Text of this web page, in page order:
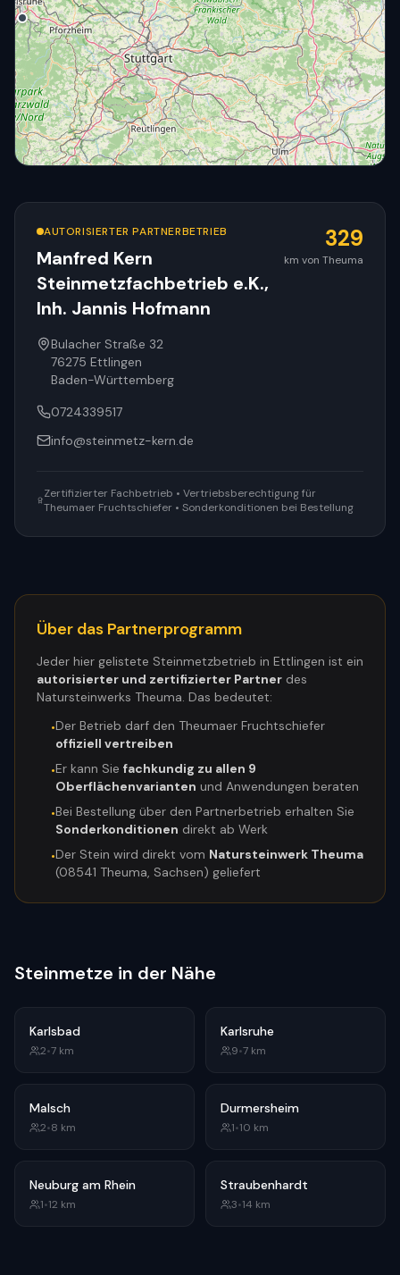
AUTORISIERTER PARTNERBETRIEB
Manfred Kern
Steinmetzfachbetrieb e.K.,
Inh. Jannis Hofmann
329
km von Theuma
Bulacher Straße 32
76275 Ettlingen
Baden-Württemberg
0724339517
info@steinmetz-kern.de
Zertifizierter Fachbetrieb • Vertriebsberechtigung für
Theumaer Fruchtschiefer • Sonderkonditionen bei Bestellung
Über das Partnerprogramm
Jeder hier gelistete Steinmetzbetrieb in Ettlingen ist ein
autorisierter und zertifizierter Partner des
Natursteinwerks Theuma. Das bedeutet:
•Der Betrieb darf den Theumaer Fruchtschiefer
offiziell vertreiben
•Er kann Sie fachkundig zu allen 9
Oberflächenvarianten und Anwendungen beraten
•Bei Bestellung über den Partnerbetrieb erhalten Sie
Sonderkonditionen direkt ab Werk
•Der Stein wird direkt vom Natursteinwerk Theuma
(08541 Theuma, Sachsen) geliefert
Steinmetze in der Nähe
Karlsbad
2•7 km
Karlsruhe
9•7 km
Malsch
2•8 km
Durmersheim
1•10 km
Neuburg am Rhein
1•12 km
Straubenhardt
3•14 km